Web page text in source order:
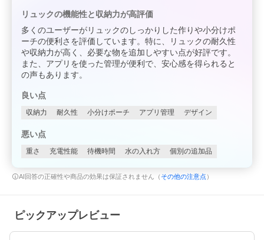
リュックの機能性と収納力が高評価
多くのユーザーがリュックのしっかりした作りや小分けポ
ーチの便利さを評価しています。特に、リュックの耐久性
や収納力が高く、必要な物を追加しやすい点が好評です。
また、アプリを使った管理が便利で、安心感を得られると
の声もあります。
良い点
収納力 耐久性 小分けポーチ アプリ管理 デザイン
悪い点
重さ 充電性能 待機時間 水の入れ方 個別の追加品
AI回答の正確性や商品の効果は保証されません（ その他の注意点 ）
ピックアップレビュー